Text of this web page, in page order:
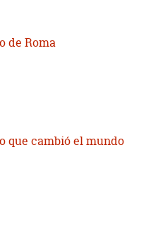
de Roma
que cambió el mundo